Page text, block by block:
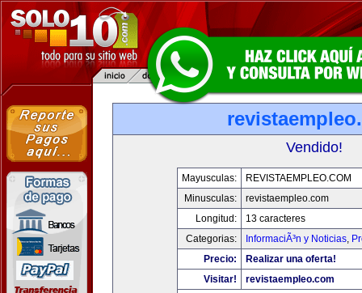
Vendido!
Mayusculas:
REVISTAEMPLEO.COM
Minusculas:
revistaempleo.com
Longitud:
13 caracteres
Categorias:
InformaciÃ³n y Noticias,
Precio:
Realizar una oferta!
Visitar!
revistaempleo.com